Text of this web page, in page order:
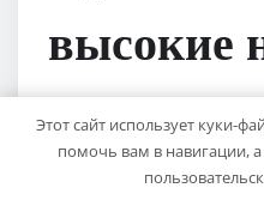
высокие
В 2015 году он был
премии «Лучший
ежегодной премии в
Этот сайт использует куки-
помочь вам в навигации,